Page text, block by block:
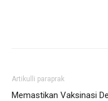
Artikulli paraprak
Memastikan Vaksinasi